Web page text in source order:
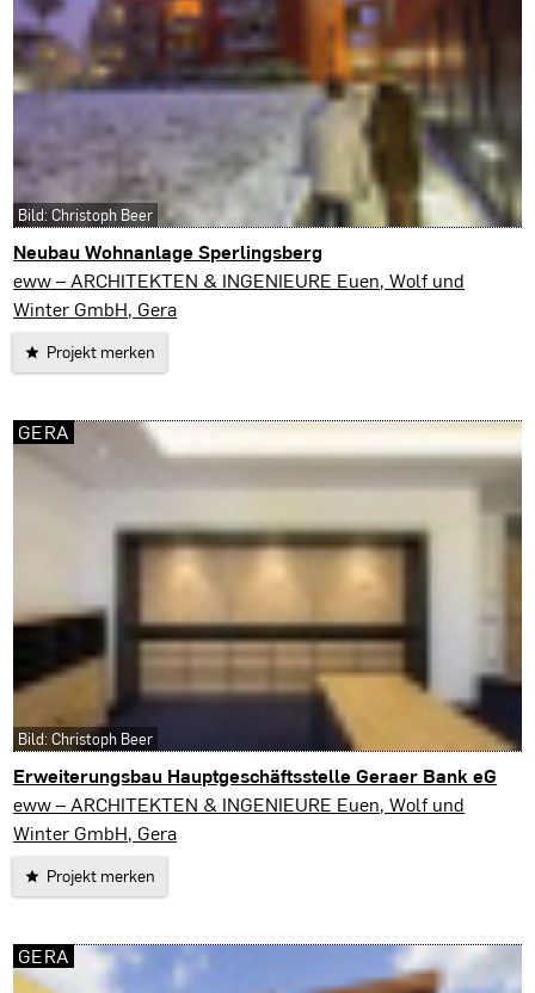
Neubau Wohnanlage Sperlingsberg
Altenburg
eww – ARCHITEKTEN & INGENIEURE Euen, Wolf und
Winter GmbH, Gera
Projekt merken
Bild: Christoph Beer
Erweiterungsbau Hauptgeschäftsstelle Geraer Bank eG
Gera
eww – ARCHITEKTEN & INGENIEURE Euen, Wolf und
Winter GmbH, Gera
Projekt merken
GERA
Bild: Christoph Beer
GERA